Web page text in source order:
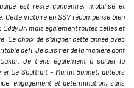
est resté concentré, mobilisé et
Cette victoire en SSV récompense bien
Eddy Jr, mais également toutes celles et
Le choix de s’aligner cette année avec
défi. Je suis fier de la manière dont
Je tiens également à saluer la
De Soultrait – Martin Bonnet, auteurs
engagement et détermination, sans